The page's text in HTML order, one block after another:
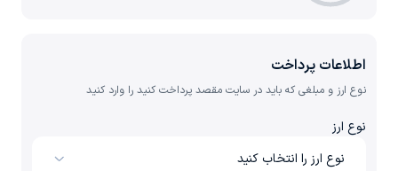
اطلاعات پرداخت
نوع ارز و مبلغی که باید در سایت مقصد پرداخت کنید را وارد کنید
نوع ارز
نوع ارز را انتخاب کنید